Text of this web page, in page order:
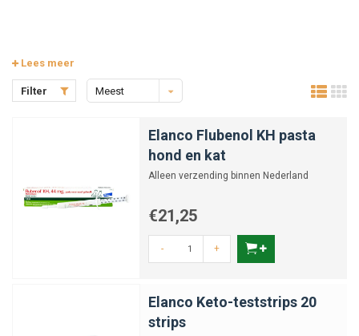
Lees meer
Filter
Meest
Elanco Flubenol KH pasta
hond en kat
Alleen verzending binnen Nederland
€21,25
- +
Elanco Keto-teststrips 20
strips